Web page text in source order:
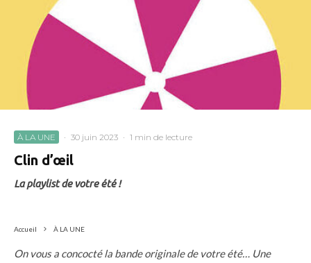
À LA UNE · 30 juin 2023 · 1 min de lecture
Clin d’œil
La playlist de votre été !
Accueil À LA UNE
On vous a concocté la bande originale de votre été… Une